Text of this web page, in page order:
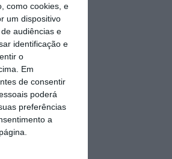
como cookies, e
um dispositivo
audiências e
identificação e
o
Em
de consentir
poderá
preferências
a
público,
do
os utentes
despesa
energéticos